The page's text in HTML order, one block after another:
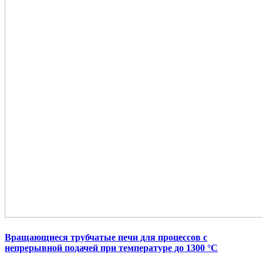
Вращающиеся трубчатые печи для процессов с
непрерывной подачей при температуре до 1300 °C